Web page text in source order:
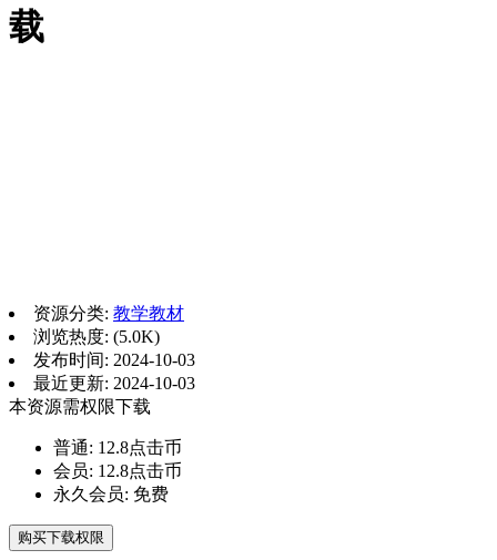
载
资源分类: 教学教材
浏览热度: (5.0K)
发布时间: 2024-10-03
最近更新: 2024-10-03
本资源需权限下载
普通: 12.8点击币
会员: 12.8点击币
永久会员: 免费
购买下载权限